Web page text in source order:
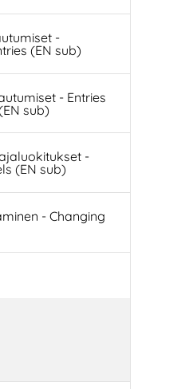
-
(EN sub)
- Entries
sub)
-
(EN sub)
- Changing